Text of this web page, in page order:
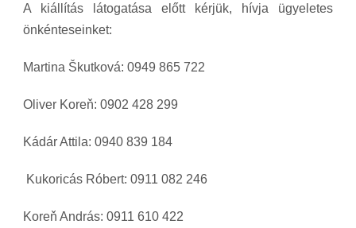
A kiállítás látogatása előtt kérjük, hívja ügyeletes
önkénteseinket:
Martina Škutková: 0949 865 722
Oliver Koreň: 0902 428 299
Kádár Attila: 0940 839 184
Kukoricás Róbert: 0911 082 246
Koreň András: 0911 610 422